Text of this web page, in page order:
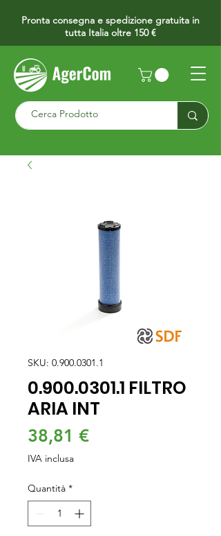
Pronta consegna e spedizione gratuita in
tutta Italia oltre 150 €
SKU: 0.900.0301.1
0.900.0301.1 FILTRO
ARIA INT
38,81 €Prezzo
IVA inclusa
Quantità *